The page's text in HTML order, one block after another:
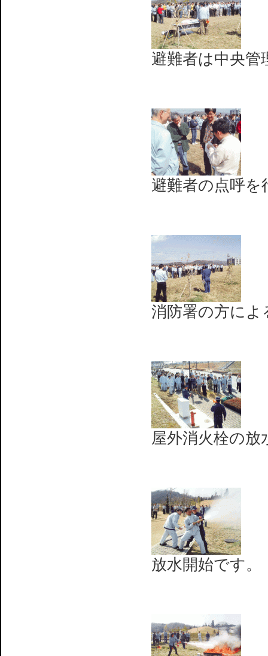
避難者は中央管
避難者の点呼を
消防署の方に
屋外消火栓の放
放水開始です。